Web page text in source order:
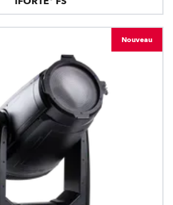
Nouveau